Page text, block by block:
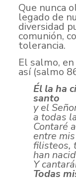
Que nunca
legado de
diversidad
comunión,
tolerancia.
El salmo,
así (salmo
Él la ha
santo
y el
a todas
Contaré
entre
filisteos,
han
Y
Todas